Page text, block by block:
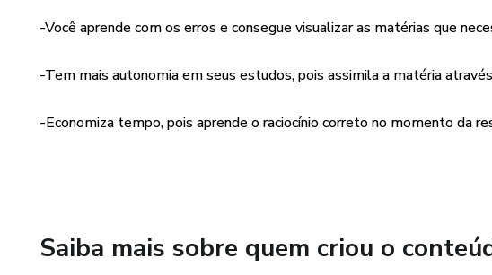
-Você aprende com os erros e consegue visualizar as matérias que
-Tem mais autonomia em seus estudos, pois assimila a matéria
-Economiza tempo, pois aprende o raciocínio correto no momento da
Saiba mais sobre quem criou o